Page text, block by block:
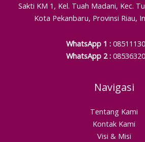
Sakti KM 1, Kel. Tuah Madani, Kec.
Kota Pekanbaru, Provinsi Riau,
WhatsApp 1 :
WhatsApp 2 :
Navigasi
Tentang Kami
Kontak Kami
Visi & Misi